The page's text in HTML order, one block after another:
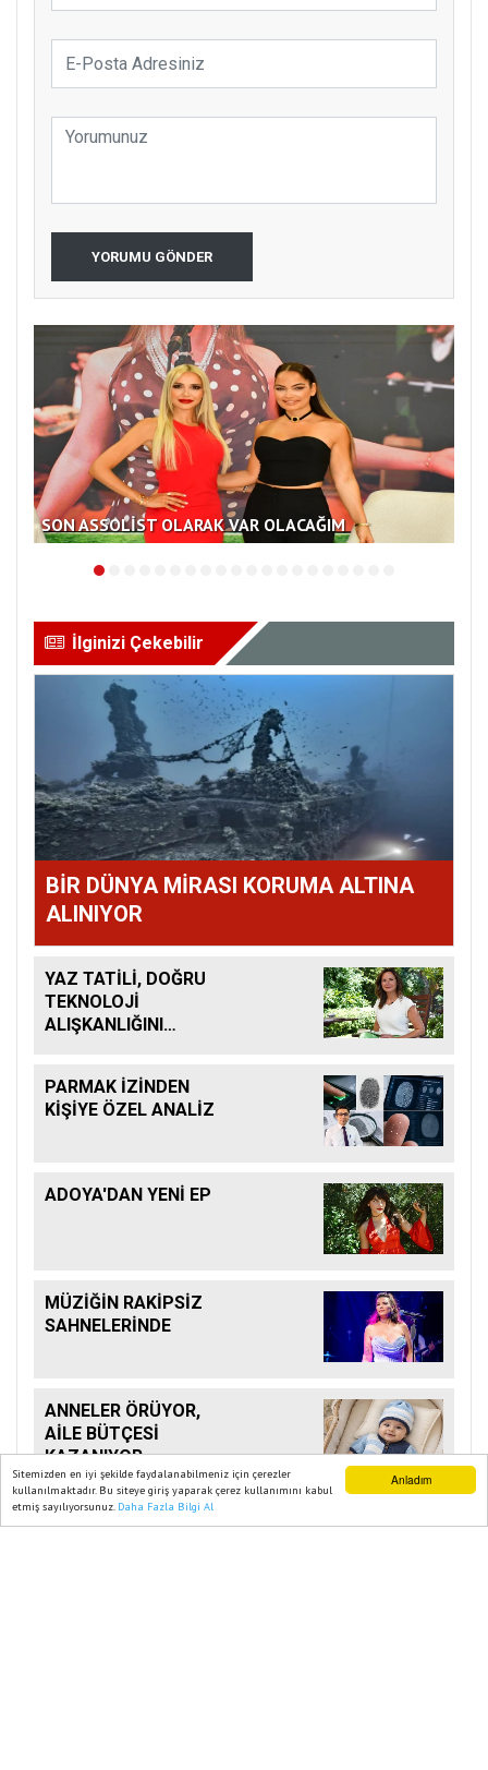
Anladım
Sitemizden en iyi şekilde faydalanabilmeniz için çerezler
kullanılmaktadır. Bu siteye giriş yaparak çerez kullanımını kabul
etmiş sayılıyorsunuz. Daha Fazla Bilgi Al
YORUMU GÖNDER
SON ASSOLİST OLARAK VAR OLACAĞIM
İlginizi Çekebilir
BİR DÜNYA MİRASI KORUMA ALTINA
ALINIYOR
YAZ TATİLİ, DOĞRU
TEKNOLOJİ
ALIŞKANLIĞINI
PARMAK İZİNDEN
KİŞİYE ÖZEL ANALİZ
ADOYA'DAN YENİ EP
MÜZİĞİN RAKİPSİZ
SAHNELERİNDE
ANNELER ÖRÜYOR,
AİLE BÜTÇESİ
KAZANIYOR
Ana Sayfa Web TV